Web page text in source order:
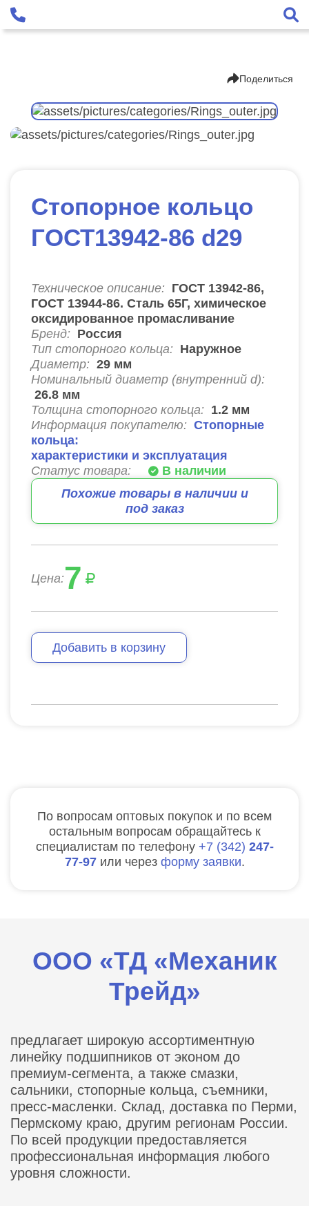
Поделиться
Стопорное кольцо
ГОСТ13942-86 d29
Техническое описание: ГОСТ 13942-86,
ГОСТ 13944-86. Сталь 65Г, химическое
оксидированное промасливание
Бренд: Россия
Тип стопорного кольца: Наружное
Диаметр: 29 мм
Номинальный диаметр (внутренний d):
26.8 мм
Толщина стопорного кольца: 1.2 мм
Информация покупателю: Стопорные
кольца:
характеристики и эксплуатация
Статус товара:
В наличии
Похожие товары в наличии и
под заказ
Цена:7
Добавить в корзину
По вопросам оптовых покупок и по всем
остальным вопросам обращайтесь к
специалистам по телефону
7 342 247-
77-97 или через форму заявки.
ООО «ТД «Механик
Трейд»
предлагает широкую ассортиментную
линейку подшипников от эконом до
премиум-сегмента, а также смазки,
сальники, стопорные кольца, съемники,
пресс-масленки. Склад, доставка по Перми,
Пермскому краю, другим регионам России.
По всей продукции предоставляется
профессиональная информация любого
уровня сложности.